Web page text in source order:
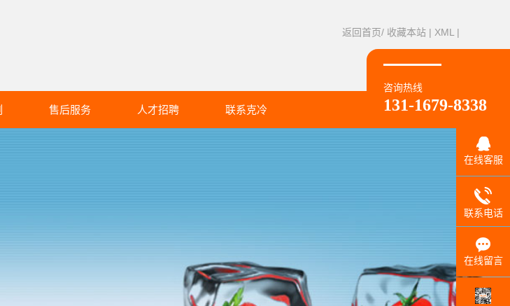
返回首页/ 收藏本站 | XML |
咨询热线
131-1679-8338
售后服务 人才招聘 联系克冷
在线客服
联系电话
在线留言